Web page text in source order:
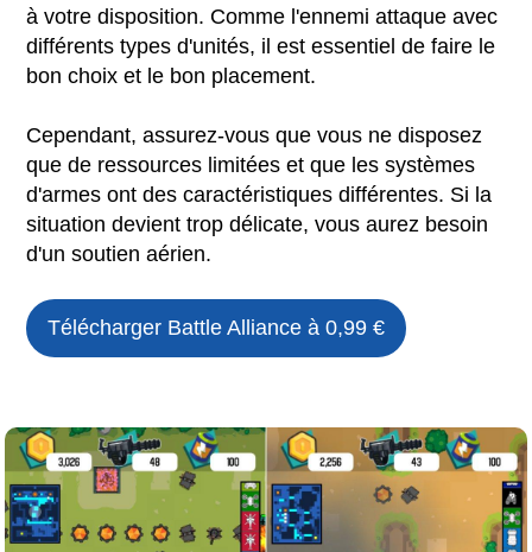
à votre disposition. Comme l'ennemi attaque avec
différents types d'unités, il est essentiel de faire le
bon choix et le bon placement.
Cependant, assurez-vous que vous ne disposez
que de ressources limitées et que les systèmes
d'armes ont des caractéristiques différentes. Si la
situation devient trop délicate, vous aurez besoin
d'un soutien aérien.
Télécharger Battle Alliance à 0,99 €